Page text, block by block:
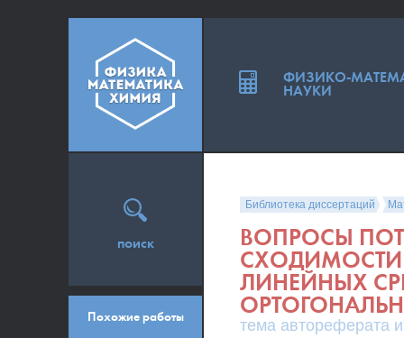
Библиотека диссертаций
ВОПРОСЫ
СХОДИМОСТИ
ЛИНЕЙНЫХ
тема автореферата
поиск
Похожие работы
ФИЗИКО-
НАУКИ